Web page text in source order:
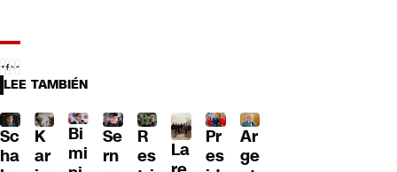
LEE TAMBIÉN
Sc
ha
K
ar
Bi
mi
Se
rn
R
es
La
Pr
es
Ar
ge